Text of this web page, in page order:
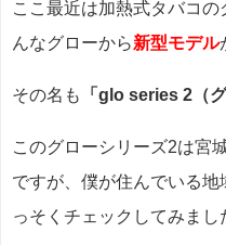
ここ最近は加熱式タバコ
んなグローから新型モデル
その名も 「glo series 2（
このグローシリーズ2は宮
ですが、僕が住んでいる
っそくチェックしてみまし